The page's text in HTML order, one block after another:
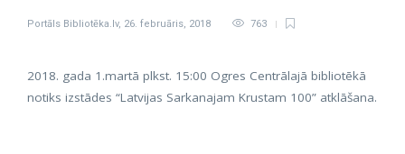
Portāls Bibliotēka.lv, 26. februāris, 2018 763
2018. gada 1.martā plkst. 15:00 Ogres Centrālajā bibliotēkā
notiks izstādes “Latvijas Sarkanajam Krustam 100” atklāšana.